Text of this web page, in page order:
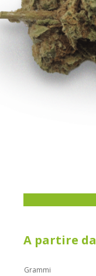
A partire da
Grammi